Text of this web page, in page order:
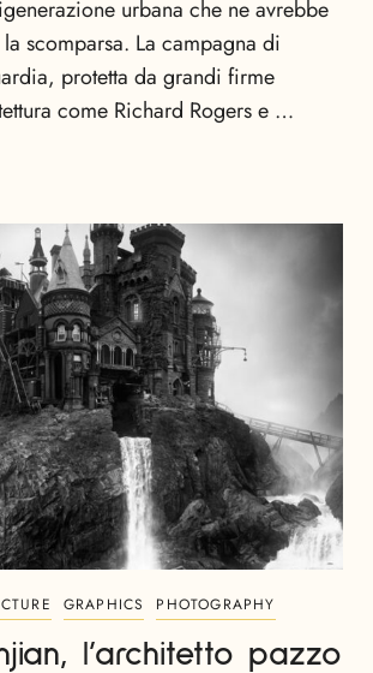
urbana che ne avrebbe
scomparsa. La campagna di
protetta da grandi firme
come Richard Rogers e …
GRAPHICS PHOTOGRAPHY
l’architetto pazzo